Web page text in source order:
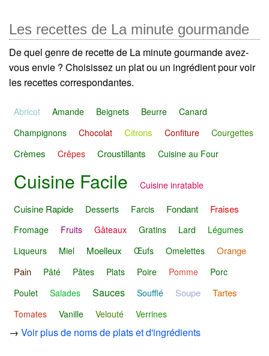
Les recettes de La minute gourmande
De quel genre de recette de La minute gourmande avez-
vous envie ? Choisissez un plat ou un ingrédient pour voir
les recettes correspondantes.
Abricot Amande Beignets Beurre
Canard
Champignons
Chocolat Citrons Confiture Courgettes
Crèmes Crêpes Croustillants Cuisine au Four
Cuisine Facile Cuisine inratable
Cuisine Rapide Desserts Farcis Fondant Fraises
Fromage Fruits Gâteaux Gratins Lard
Légumes
Liqueurs
Miel Moelleux Œufs Omelettes
Orange
Pain
Pâté Pâtes Plats Poire Pomme
Porc
Poulet
Salades Sauces Soufflé Soupe Tartes
Tomates Vanille Velouté Verrines
→ Voir plus de noms de plats et d'ingrédients